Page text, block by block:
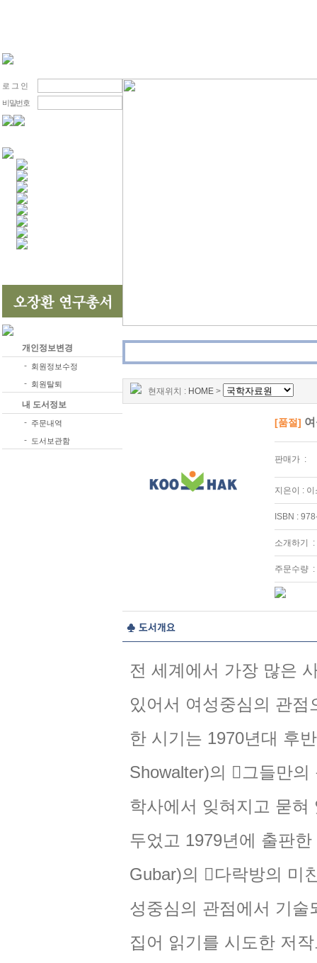
로 그 인
비밀번호
개인정보변경
-
회원정보수정
- 회원탈퇴
내 도서정보
- 주문내역
- 도서보관함
1
현재위치 : HOME >
[품절]
판매가 :
지은이 :
ISBN :
소개하기 :
주문수량 :
전 세계에서 가장 많은
있어서 여성중심의 관
한 시기는 1970년대 후
Showalter)의 󰡔그들만
학사에서 잊혀지고 묻
두었고 1979년에 출판
Gubar)의 󰡔다락방의 미
성중심의 관점에서 기
집어 읽기를 시도한 저